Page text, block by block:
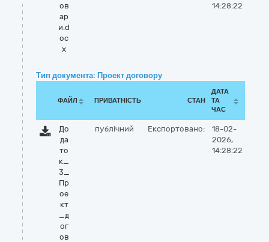
ов
ар
и.d
oc
x
14:28:22
Тип документа: Проект договору
ФАЙЛ ПРИВАТНІСТЬ СТАН
ДАТА
ТА
ЧАС
До
да
то
к_
3_
Пр
ое
кт
_д
ог
ов
публічний Експортовано:
18-02-
2026,
14:28:22